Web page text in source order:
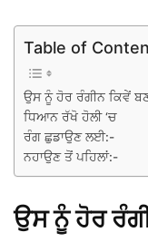
Table of
ਉਸ ਨੂੰ ਹੋਰ ਰੰਗੀਨ ਕਿਵੇਂ
ਧਿਆਨ ਰੱਖੋ ਹੋਲੀ ‘ਚ
ਰੰਗ ਛੁਡਾਉਣ ਲਈ:-
ਨਹਾਉਣ ਤੋਂ ਪਹਿਲਾਂ:-
ਉਸ ਨੂੰ ਹੋਰ